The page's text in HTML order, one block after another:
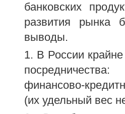
банковских
развития рынка
выводы.
1. В России
финансово-
(их удельный вес